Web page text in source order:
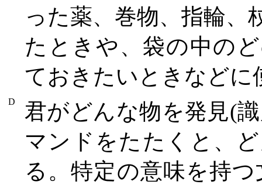
った薬、巻物、指輪、
たときや、袋の中の
ておきたいときなどに
D
君がどんな物を発見(
マンドをたたくと、
る。特定の意味を持